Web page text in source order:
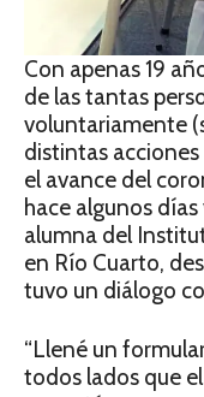
Con apenas 19
de las tantas
voluntariamente
distintas
el avance del
hace algunos
alumna del
en Río Cuarto,
tuvo un diálogo
“Llené un
todos lados que